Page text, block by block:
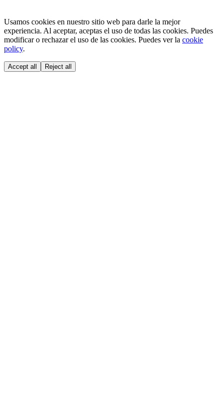
Usamos cookies en nuestro sitio web para darle la mejor
experiencia. Al aceptar, aceptas el uso de todas las cookies. Puedes
modificar o rechazar el uso de las cookies. Puedes ver la cookie
policy.
Accept all Reject all